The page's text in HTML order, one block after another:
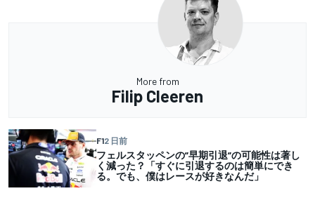
More from
Filip Cleeren
F12 日前
フェルスタッペンの”早期引退”の可能性は著し
く減った？「すぐに引退するのは簡単にでき
る。でも、僕はレースが好きなんだ」